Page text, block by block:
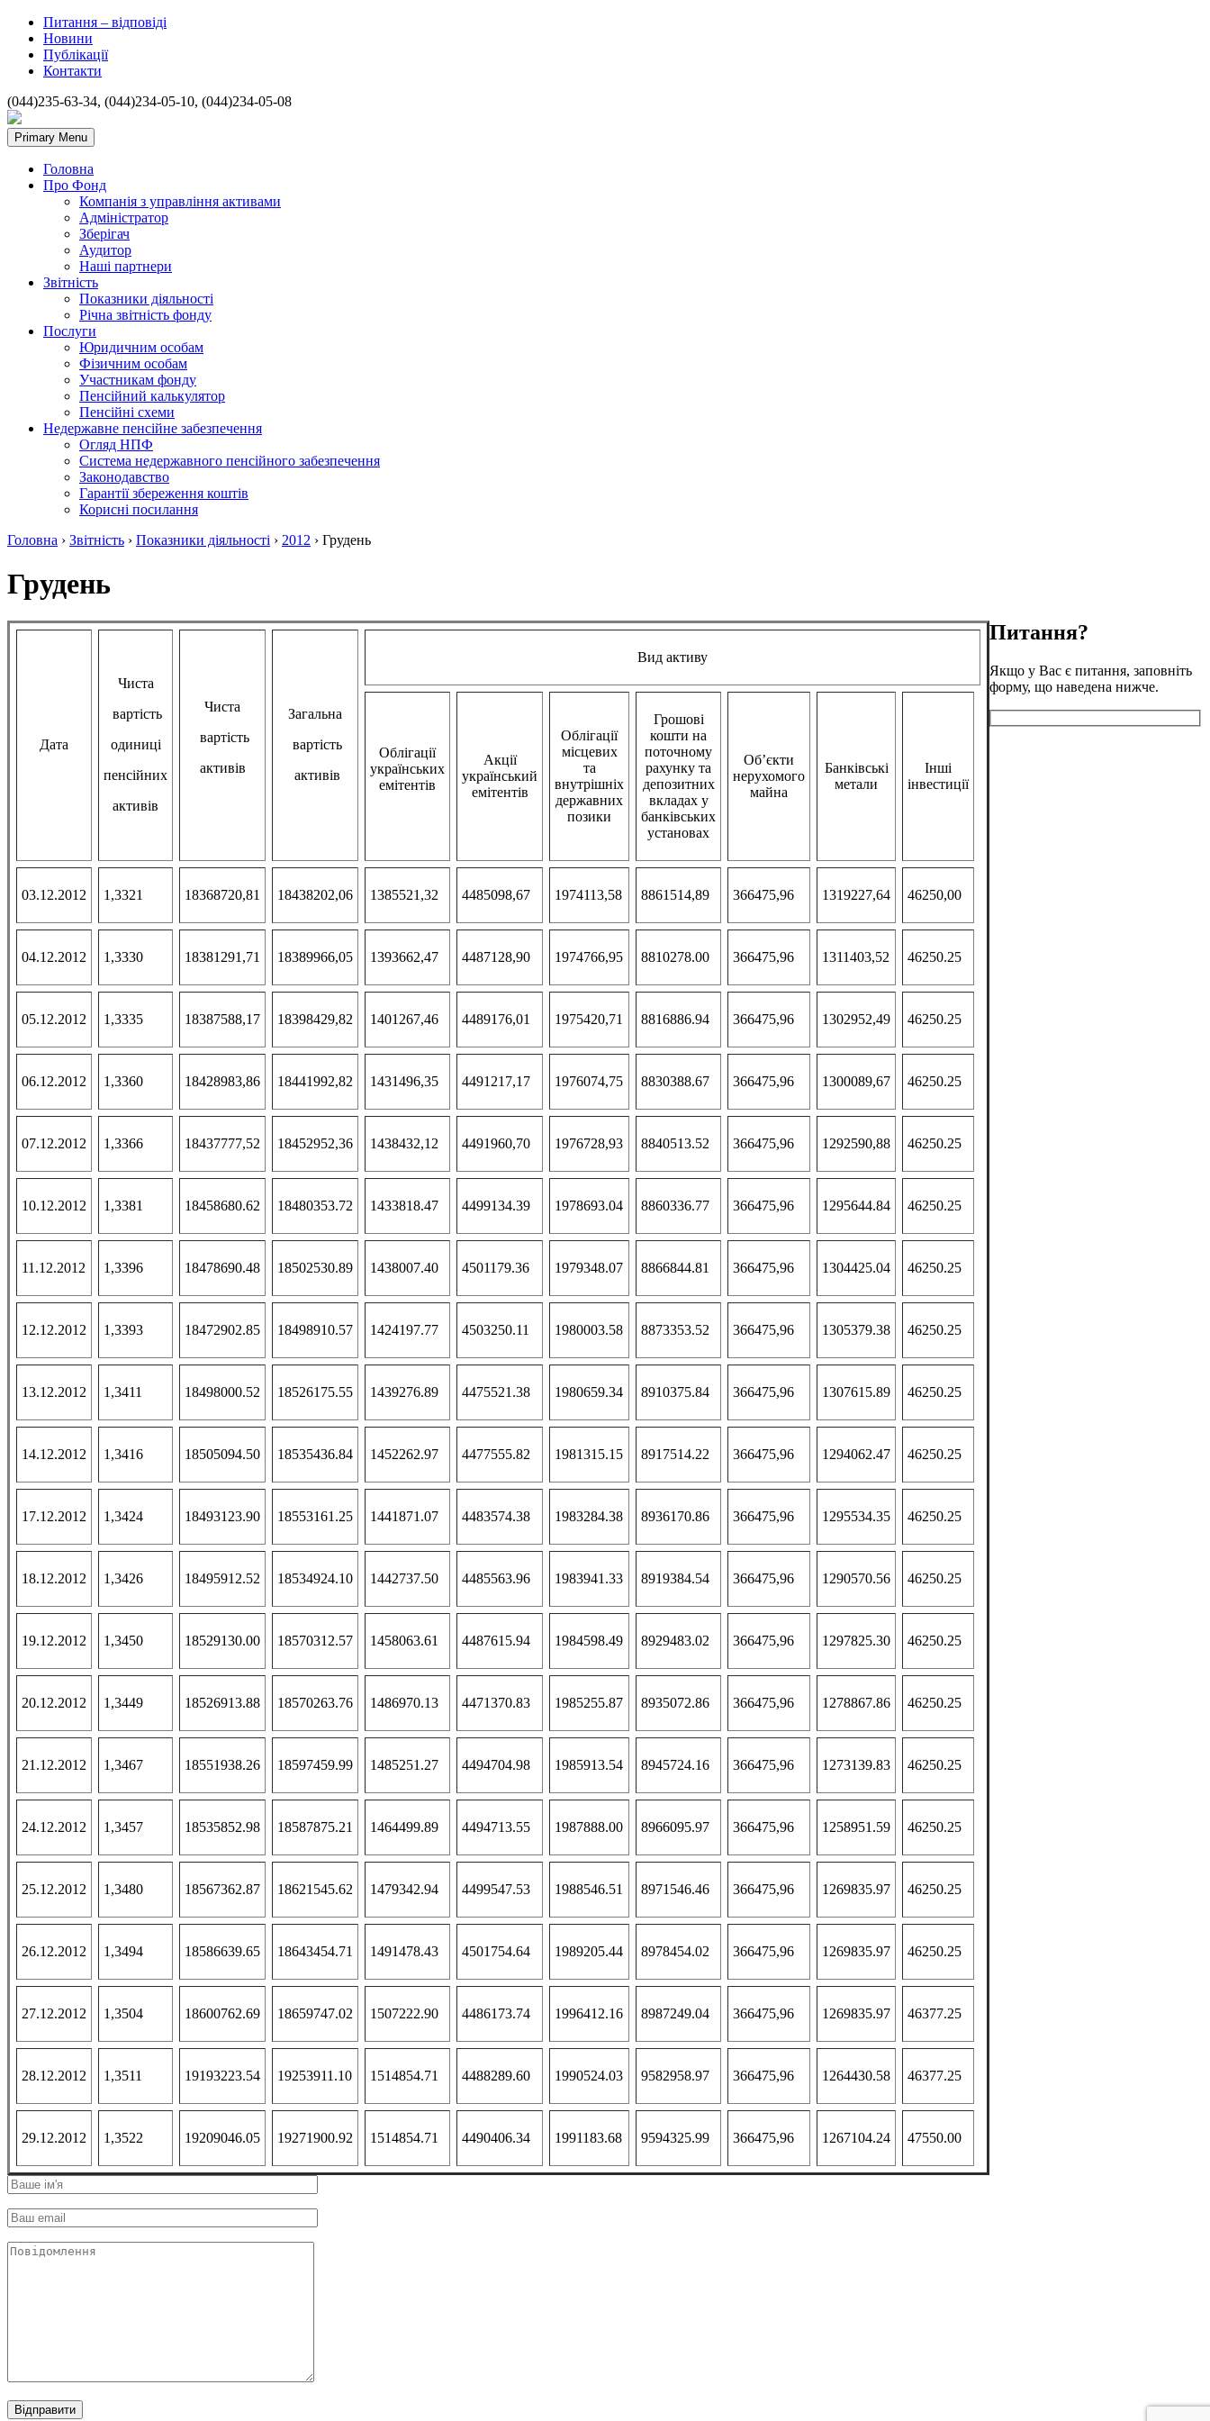
Питання – відповіді
Новини
Публікації
Контакти
(044)235-63-34, (044)234-05-10, (044)234-05-08
Primary Menu
Головна
Про Фонд
Компанія з управління активами
Адміністратор
Зберігач
Аудитор
Наші партнери
Звітність
Показники діяльності
Річна звітність фонду
Послуги
Юридичним особам
Фізичним особам
Участникам фонду
Пенсійний калькулятор
Пенсійні схеми
Недержавне пенсійне забезпечення
Огляд НПФ
Система недержавного пенсійного забезпечення
Законодавство
Гарантії збереження коштів
Корисні посилання
Головна › Звітність › Показники діяльності › 2012 › Грудень
Грудень
Дата
Чиста
вартість
одиниці
пенсійних
активів
Чиста
вартість
активів
Загальна
вартість
активів
Вид активу
Облігації
українських
емітентів
Акції
український
емітентів
Облігації
місцевих
та
внутрішніх
державних
позики
Грошові
кошти на
поточному
рахунку та
депозитних
вкладах у
банківських
установах
Об’єкти
нерухомого
майна
Банківські
метали
Інші
інвестиції
03.12.2012 1,3321 18368720,81 18438202,06 1385521,32 4485098,67 1974113,58 8861514,89 366475,96 1319227,64 46250,00
04.12.2012 1,3330 18381291,71 18389966,05 1393662,47 4487128,90 1974766,95 8810278.00 366475,96 1311403,52 46250.25
05.12.2012 1,3335 18387588,17 18398429,82 1401267,46 4489176,01 1975420,71 8816886.94 366475,96 1302952,49 46250.25
06.12.2012 1,3360 18428983,86 18441992,82 1431496,35 4491217,17 1976074,75 8830388.67 366475,96 1300089,67 46250.25
07.12.2012 1,3366 18437777,52 18452952,36 1438432,12 4491960,70 1976728,93 8840513.52 366475,96 1292590,88 46250.25
10.12.2012 1,3381 18458680.62 18480353.72 1433818.47 4499134.39 1978693.04 8860336.77 366475,96 1295644.84 46250.25
11.12.2012 1,3396 18478690.48 18502530.89 1438007.40 4501179.36 1979348.07 8866844.81 366475,96 1304425.04 46250.25
12.12.2012 1,3393 18472902.85 18498910.57 1424197.77 4503250.11 1980003.58 8873353.52 366475,96 1305379.38 46250.25
13.12.2012 1,3411 18498000.52 18526175.55 1439276.89 4475521.38 1980659.34 8910375.84 366475,96 1307615.89 46250.25
14.12.2012 1,3416 18505094.50 18535436.84 1452262.97 4477555.82 1981315.15 8917514.22 366475,96 1294062.47 46250.25
17.12.2012 1,3424 18493123.90 18553161.25 1441871.07 4483574.38 1983284.38 8936170.86 366475,96 1295534.35 46250.25
18.12.2012 1,3426 18495912.52 18534924.10 1442737.50 4485563.96 1983941.33 8919384.54 366475,96 1290570.56 46250.25
19.12.2012 1,3450 18529130.00 18570312.57 1458063.61 4487615.94 1984598.49 8929483.02 366475,96 1297825.30 46250.25
20.12.2012 1,3449 18526913.88 18570263.76 1486970.13 4471370.83 1985255.87 8935072.86 366475,96 1278867.86 46250.25
21.12.2012 1,3467 18551938.26 18597459.99 1485251.27 4494704.98 1985913.54 8945724.16 366475,96 1273139.83 46250.25
24.12.2012 1,3457 18535852.98 18587875.21 1464499.89 4494713.55 1987888.00 8966095.97 366475,96 1258951.59 46250.25
25.12.2012 1,3480 18567362.87 18621545.62 1479342.94 4499547.53 1988546.51 8971546.46 366475,96 1269835.97 46250.25
26.12.2012 1,3494 18586639.65 18643454.71 1491478.43 4501754.64 1989205.44 8978454.02 366475,96 1269835.97 46250.25
27.12.2012 1,3504 18600762.69 18659747.02 1507222.90 4486173.74 1996412.16 8987249.04 366475,96 1269835.97 46377.25
28.12.2012 1,3511 19193223.54 19253911.10 1514854.71 4488289.60 1990524.03 9582958.97 366475,96 1264430.58 46377.25
29.12.2012 1,3522 19209046.05 19271900.92 1514854.71 4490406.34 1991183.68 9594325.99 366475,96 1267104.24 47550.00
Питання?
Якщо у Вас є питання, заповніть
форму, що наведена нижче.